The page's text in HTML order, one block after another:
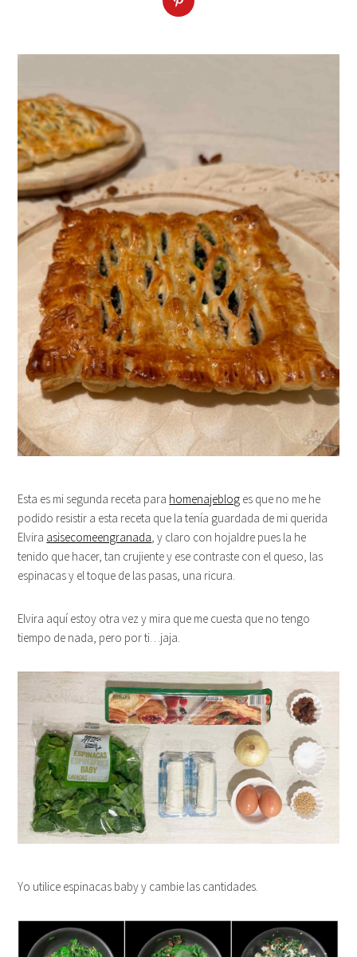
Esta es mi segunda receta para homenajeblog es que no me he
podido resistir a esta receta que la tenía guardada de mi querida
Elvira asisecomeengranada, y claro con hojaldre pues la he
tenido que hacer, tan crujiente y ese contraste con el queso, las
espinacas y el toque de las pasas, una ricura.
Elvira aquí estoy otra vez y mira que me cuesta que no tengo
tiempo de nada, pero por ti…jaja.
Yo utilice espinacas baby y cambie las cantidades.